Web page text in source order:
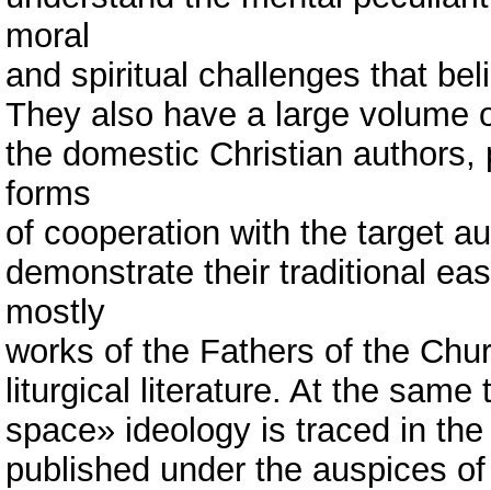
moral
and spiritual challenges that
They also have a large volume
the domestic Christian
forms
of cooperation with the target
demonstrate their traditional
mostly
works of the Fathers of the
liturgical literature. At the
space» ideology is traced in
published under the auspices